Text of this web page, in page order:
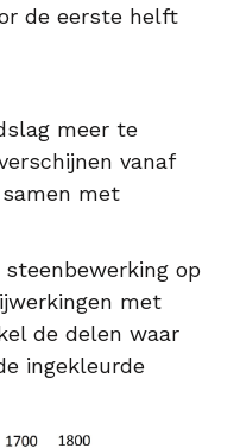
de eerste helft
meer te
vanaf
met
op
met
de delen waar
ingekleurde